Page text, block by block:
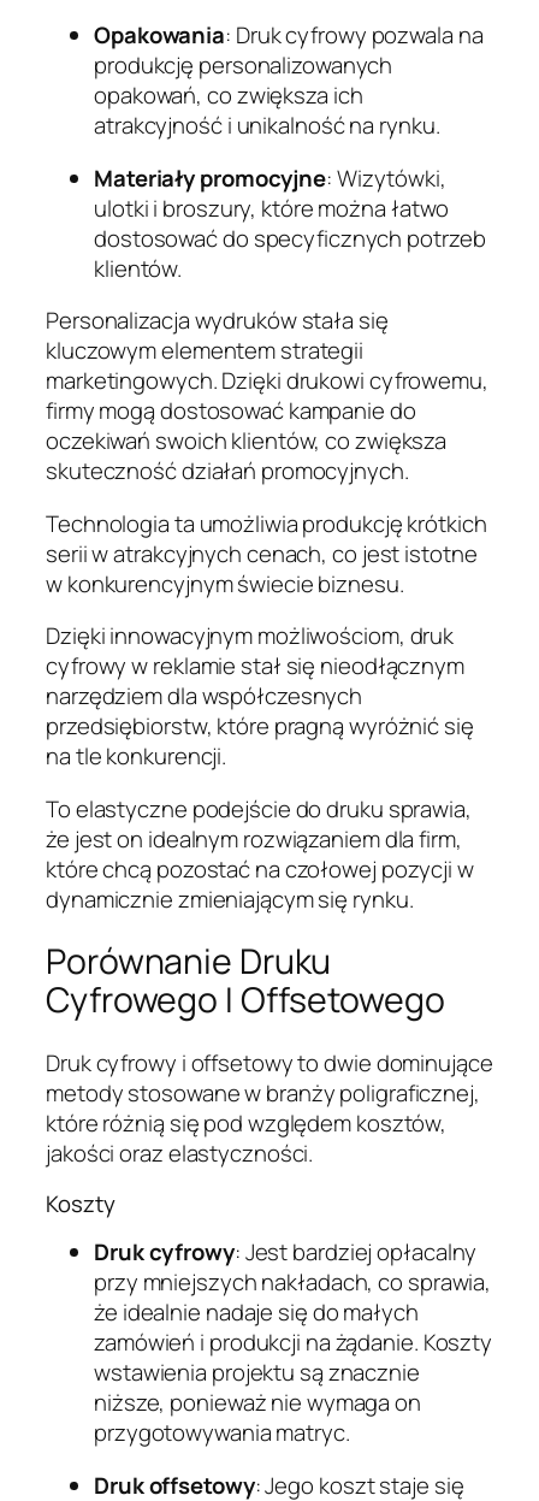
Opakowania: Druk cyfrowy pozwala na
produkcję personalizowanych
opakowań, co zwiększa ich
atrakcyjność i unikalność na rynku.
Materiały promocyjne: Wizytówki,
ulotki i broszury, które można łatwo
dostosować do specyficznych potrzeb
klientów.
Personalizacja wydruków stała się
kluczowym elementem strategii
marketingowych. Dzięki drukowi cyfrowemu,
firmy mogą dostosować kampanie do
oczekiwań swoich klientów, co zwiększa
skuteczność działań promocyjnych.
Technologia ta umożliwia produkcję krótkich
serii w atrakcyjnych cenach, co jest istotne
w konkurencyjnym świecie biznesu.
Dzięki innowacyjnym możliwościom, druk
cyfrowy w reklamie stał się nieodłącznym
narzędziem dla współczesnych
przedsiębiorstw, które pragną wyróżnić się
na tle konkurencji.
To elastyczne podejście do druku sprawia,
że jest on idealnym rozwiązaniem dla firm,
które chcą pozostać na czołowej pozycji w
dynamicznie zmieniającym się rynku.
Porównanie Druku
Cyfrowego I Offsetowego
Druk cyfrowy i offsetowy to dwie dominujące
metody stosowane w branży poligraficznej,
które różnią się pod względem kosztów,
jakości oraz elastyczności.
Koszty
Druk cyfrowy: Jest bardziej opłacalny
przy mniejszych nakładach, co sprawia,
że idealnie nadaje się do małych
zamówień i produkcji na żądanie. Koszty
wstawienia projektu są znacznie
niższe, ponieważ nie wymaga on
przygotowywania matryc.
Druk offsetowy: Jego koszt staje się